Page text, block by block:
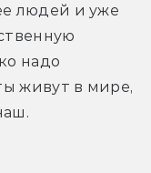
людей и уже
надо
живут в мире,